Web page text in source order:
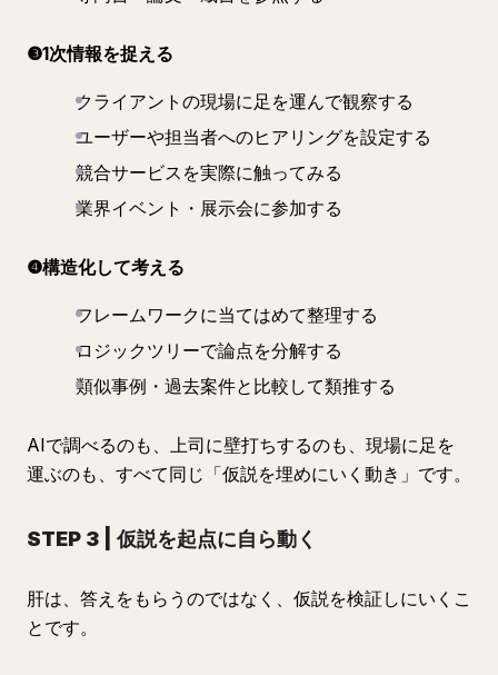
❸1次情報を捉える
クライアントの現場に足を運んで観察する
ユーザーや担当者へのヒアリングを設定する
競合サービスを実際に触ってみる
業界イベント・展示会に参加する
❹構造化して考える
フレームワークに当てはめて整理する
ロジックツリーで論点を分解する
類似事例・過去案件と比較して類推する
AIで調べるのも、上司に壁打ちするのも、現場に足を
運ぶのも、すべて同じ「仮説を埋めにいく動き」です。
STEP 3 | 仮説を起点に自ら動く
肝は、答えをもらうのではなく、仮説を検証しにいくこ
とです。